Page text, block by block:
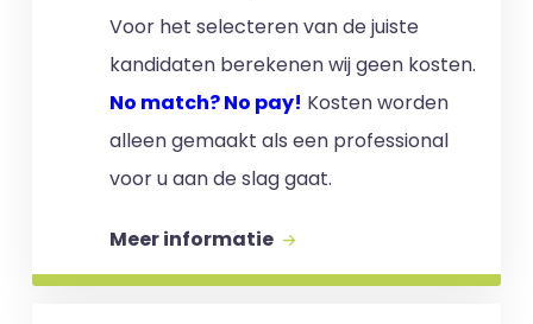
Voor het selecteren van de juiste
kandidaten berekenen wij geen kosten.
No match? No pay! Kosten worden
alleen gemaakt als een professional
voor u aan de slag gaat.
Meer informatie